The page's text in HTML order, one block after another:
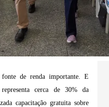
de renda importante. E
cerca de 30% da
capacitação gratuita sobre